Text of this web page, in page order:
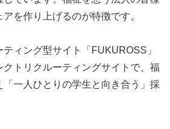
を作り上げるのが特徴です。
ィング型サイト「FUKUROSS」
トリクルーティングサイトで、福
一人ひとりの学生と向き合う」採